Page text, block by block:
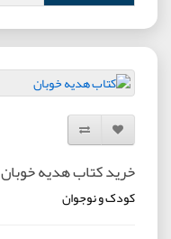
افزودن به لیست دلخواه
مقایسه این محصول
خرید کتاب هدیه خوبان
کودک و نوجوان